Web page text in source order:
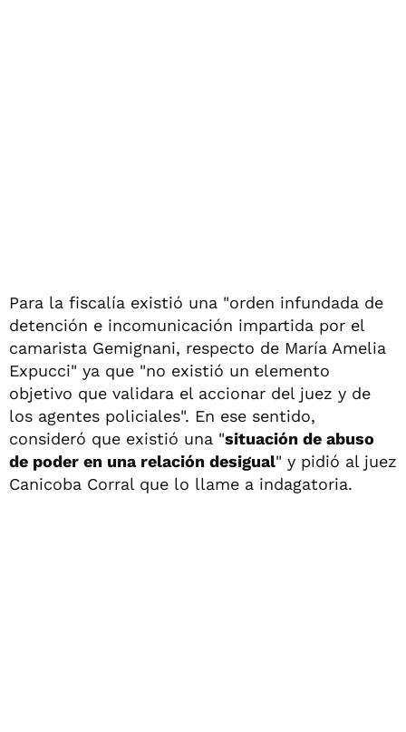
Para la fiscalía existió una "orden infundada de
detención e incomunicación impartida por el
camarista Gemignani, respecto de María Amelia
Expucci" ya que "no existió un elemento
objetivo que validara el accionar del juez y de
los agentes policiales". En ese sentido,
consideró que existió una "situación de abuso
de poder en una relación desigual" y pidió al juez
Canicoba Corral que lo llame a indagatoria.